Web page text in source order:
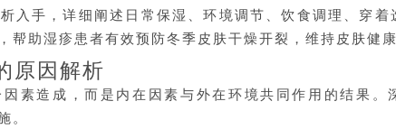
入手，详细阐述日常保湿、环境调节、饮食调理、穿着
帮助湿疹患者有效预防冬季皮肤干燥开裂，维持皮肤健康
原因解析
素造成，而是内在因素与外在环境共同作用的结果。
。